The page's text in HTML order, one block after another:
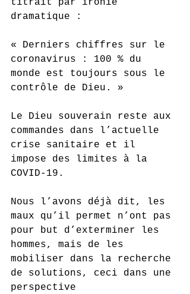
titrait par ironie
dramatique :
« Derniers chiffres sur le
coronavirus : 100 % du
monde est toujours sous le
contrôle de Dieu. »
Le Dieu souverain reste aux
commandes dans l’actuelle
crise sanitaire et il
impose des limites à la
COVID-19.
Nous l’avons déjà dit, les
maux qu’il permet n’ont pas
pour but d’exterminer les
hommes, mais de les
mobiliser dans la recherche
de solutions, ceci dans une
perspective